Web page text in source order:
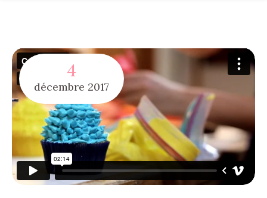
4
décembre 2017